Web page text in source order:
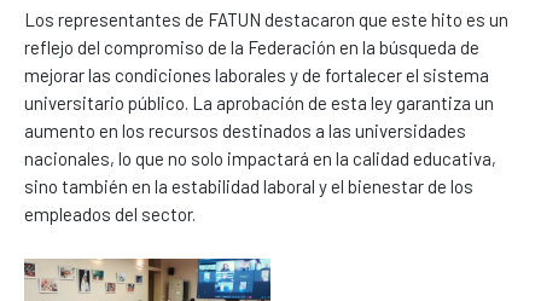
Los representantes de FATUN destacaron que este hito es un
reflejo del compromiso de la Federación en la búsqueda de
mejorar las condiciones laborales y de fortalecer el sistema
universitario público. La aprobación de esta ley garantiza un
aumento en los recursos destinados a las universidades
nacionales, lo que no solo impactará en la calidad educativa,
sino también en la estabilidad laboral y el bienestar de los
empleados del sector.